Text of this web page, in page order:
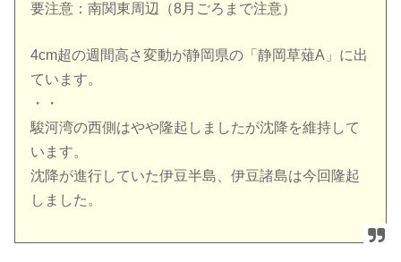
要注意：南関東周辺（8月ごろまで注意）
4cm超の週間高さ変動が静岡県の「静岡草薙A」に出
ています。
・・
駿河湾の西側はやや隆起しましたが沈降を維持して
います。
沈降が進行していた伊豆半島、伊豆諸島は今回隆起
しました。